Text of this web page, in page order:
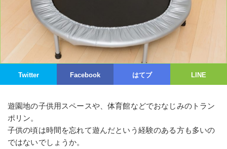
Twitter Facebook はてブ LINE
遊園地の子供用スペースや、体育館などでおなじみのトラン
ポリン。
子供の頃は時間を忘れて遊んだという経験のある方も多いの
ではないでしょうか。